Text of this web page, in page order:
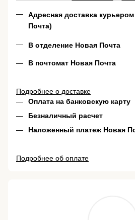
Адресная доставка
Почта)
В отделение Новая Почта
В почтомат Новая Почта
Подробнее о доставке
Оплата на банковскую карту
Безналичный расчет
Наложенный платеж Новая
Подробнее об оплате